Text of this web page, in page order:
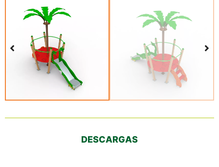
DESCARGAS